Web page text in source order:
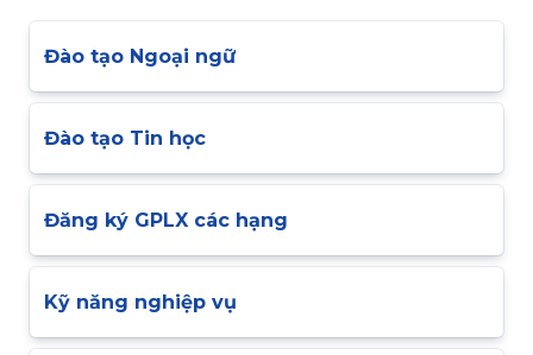
Đào tạo Ngoại ngữ
Đào tạo Tin học
Đăng ký GPLX các hạng
Kỹ năng nghiệp vụ